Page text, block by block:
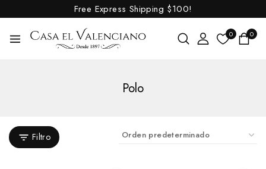
Free Express Shipping $100!
0 0
Polo
Filtro